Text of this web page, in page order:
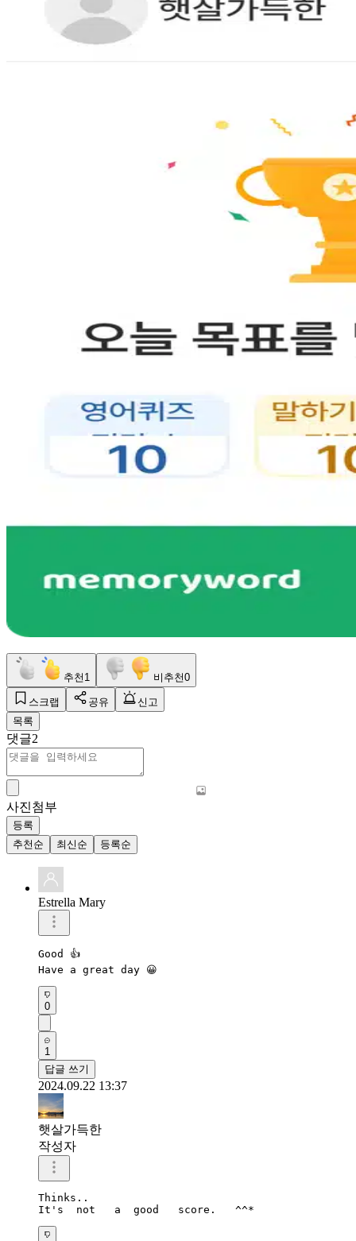
추천 1 비추천0
스크랩 공유
신고
목록
댓글2
사진첨부
등록
추천순
최신순 등록순
Estrella Mary
Good 👍
Have a great day 😀
0
1
답글 쓰기
2024.09.22 13:37
햇살가득한
작성자
Thinks..
It's  not   a  good   score.   ^^*